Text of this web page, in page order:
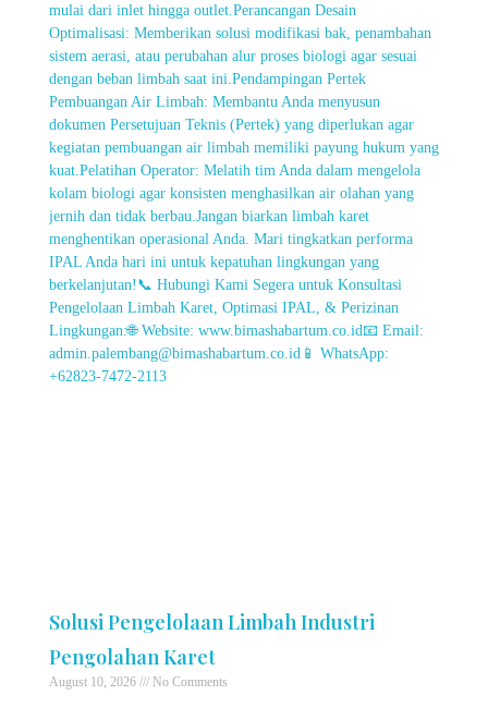
Solusi Pengelolaan Limbah Industri
Pengolahan Karet
August 10, 2026 No Comments